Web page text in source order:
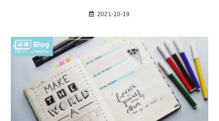
2021-10-19